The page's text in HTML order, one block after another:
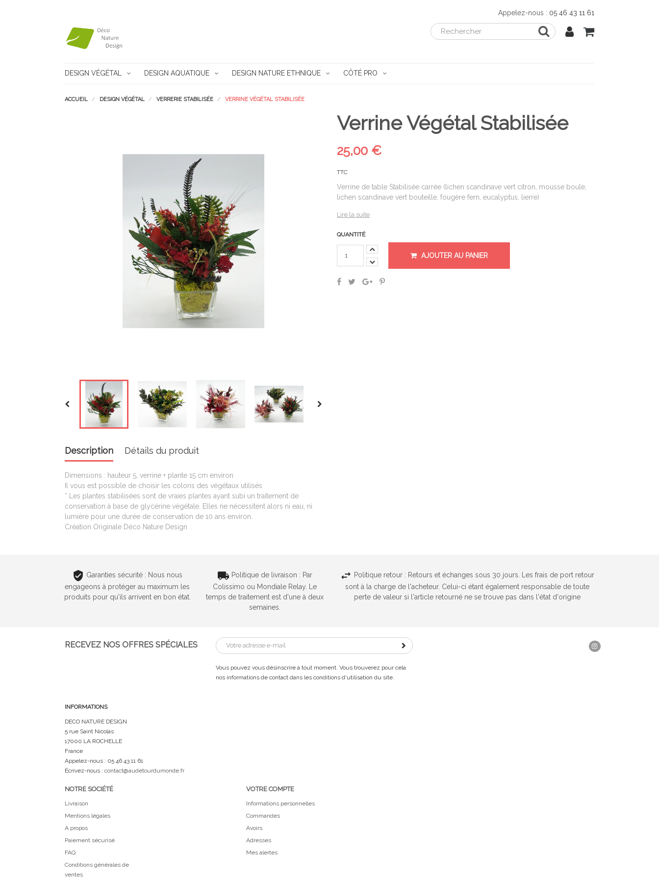
Appelez-nous : 05 46 43 11 61
DESIGN VÉGÉTAL DESIGN AQUATIQUE DESIGN NATURE ETHNIQUE CÔTÉ PRO
ACCUEIL DESIGN VÉGÉTAL VERRERIE STABILISÉE VERRINE VÉGÉTAL STABILISÉE
Verrine Végétal Stabilisée
25,00 €
TTC
Verrine de table Stabilisée carrée (lichen scandinave vert citron, mousse boule,
lichen scandinave vert bouteille, fougère fern, eucalyptus, lierre)
Lire la suite
QUANTITÉ
AJOUTER AU PANIER
Description Détails du produit
Dimensions : hauteur 5, verrine + plante 15 cm environ
Il vous est possible de choisir les coloris des végétaux utilisés
* Les plantes stabilisées sont de vraies plantes ayant subi un traitement de
conservation à base de glycérine végétale. Elles ne nécessitent alors ni eau, ni
lumière pour une durée de conservation de 10 ans environ.
Création Originale Déco Nature Design
Garanties sécurité : Nous nous
engageons à protéger au maximum les
produits pour qu'ils arrivent en bon état.
Politique de livraison : Par
Colissimo ou Mondiale Relay. Le
temps de traitement est d'une à deux
semaines.
Politique retour : Retours et échanges sous 30 jours. Les frais de port retour
sont à la charge de l'acheteur. Celui-ci étant également responsable de toute
perte de valeur si l'article retourné ne se trouve pas dans l'état d'origine
RECEVEZ NOS OFFRES SPÉCIALES
Vous pouvez vous désinscrire à tout moment. Vous trouverez pour cela
nos informations de contact dans les conditions d'utilisation du site.
Instagram
INFORMATIONS
DECO NATURE DESIGN
5 rue Saint Nicolas
17000 LA ROCHELLE
France
Appelez-nous : 05 46 43 11 61
Écrivez-nous : contact@audetourdumonde.fr
NOTRE SOCIÉTÉ
Livraison
Mentions légales
A propos
Paiement sécurisé
FAQ
Conditions générales de
ventes
VOTRE COMPTE
Informations personnelles
Commandes
Avoirs
Adresses
Mes alertes